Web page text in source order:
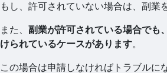
もし、許可されていない場合は、副業
また、 副業が許可されている場合でも
けられているケースがあります。
この場合は申請しなければトラブルに